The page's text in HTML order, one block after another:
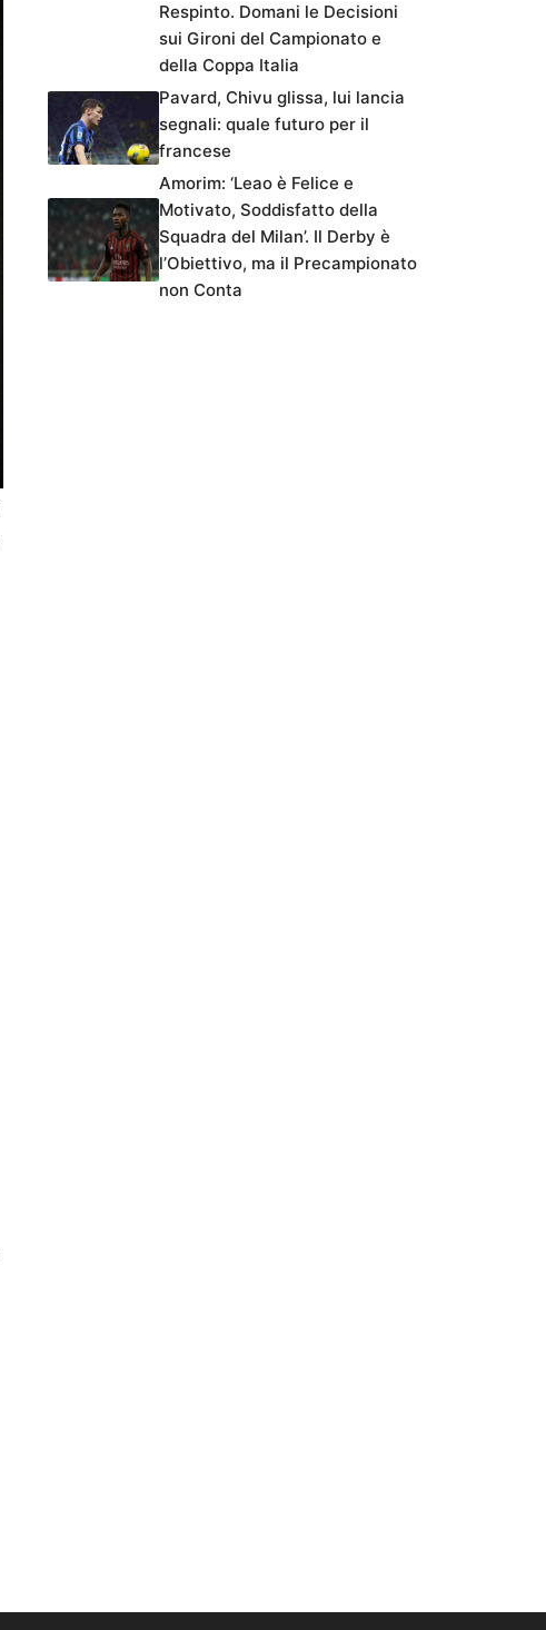
Respinto. Domani le Decisioni
sui Gironi del Campionato e
della Coppa Italia
Pavard, Chivu glissa, lui lancia
segnali: quale futuro per il
francese
Amorim: ‘Leao è Felice e
Motivato, Soddisfatto della
Squadra del Milan’. Il Derby è
l’Obiettivo, ma il Precampionato
non Conta